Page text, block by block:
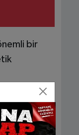
bir
tanı